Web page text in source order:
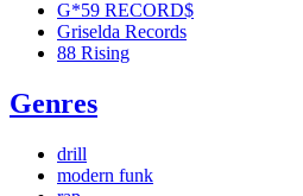
G*59 RECORD$
Griselda Records
88 Rising
Genres
drill
modern funk